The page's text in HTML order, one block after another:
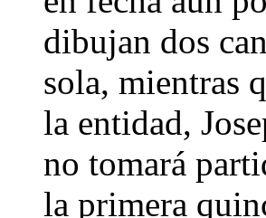
dibujan dos
sola, mientras
la entidad,
no tomará
la primera